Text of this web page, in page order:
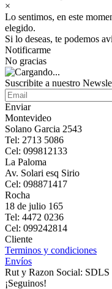
×
Lo sentimos, en este
elegido.
Si lo deseas, te podemos
Notificarme
No gracias
Suscribite a nuestro
Enviar
Montevideo
Solano Garcia 2543
Tel: 2713 5086
Cel: 099812133
La Paloma
Av. Solari esq Sirio
Cel: 098871417
Rocha
18 de julio 165
Tel: 4472 0236
Cel: 099242814
Cliente
Terminos y condiciones
Envíos
Rut y Razon Social:
¡Seguinos!